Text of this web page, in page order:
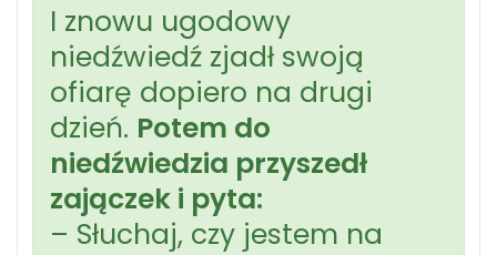
I znowu ugodowy
niedźwiedź zjadł swoją
ofiarę dopiero na drugi
dzień. Potem do
niedźwiedzia przyszedł
zajączek i pyta:
– Słuchaj, czy jestem na